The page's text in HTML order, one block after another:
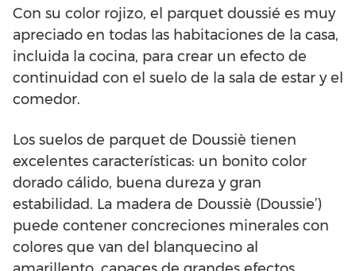
Con su color rojizo, el parquet doussié es muy
apreciado en todas las habitaciones de la casa,
incluida la cocina, para crear un efecto de
continuidad con el suelo de la sala de estar y el
comedor.
Los suelos de parquet de Doussiè tienen
excelentes características: un bonito color
dorado cálido, buena dureza y gran
estabilidad. La madera de Doussiè (Doussie’)
puede contener concreciones minerales con
colores que van del blanquecino al